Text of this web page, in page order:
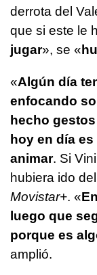
derrota del
que si este le
jugar», se «
«Algún día
enfocando
hecho
hoy en día
animar. Si
hubiera ido
Movistar+. «
luego que
porque es
amplió.